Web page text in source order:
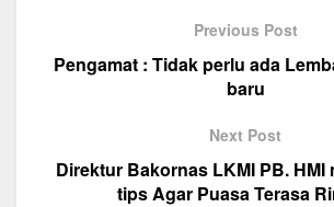
b
k
A
gr
a
m
Previous Post
Pengamat : Tidak perlu ada
baru
Next Post
Direktur Bakornas LKMI PB. HMI
tips Agar Puasa Terasa